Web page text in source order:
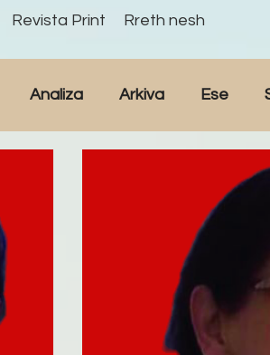
Revista Print Rreth nesh
Analiza Arkiva Ese